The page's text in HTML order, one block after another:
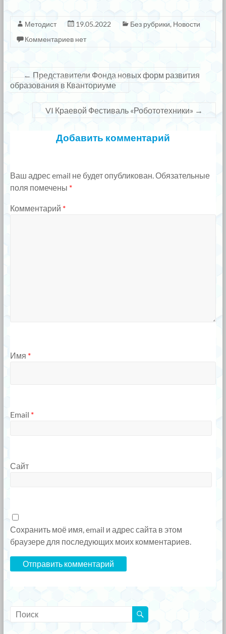
Методист 19.05.2022 Без рубрики, Новости
Комментариев нет
← Представители Фонда новых форм развития
образования в Кванториуме
VI Краевой Фестиваль «Робототехники» →
Добавить комментарий
Ваш адрес email не будет опубликован. Обязательные
поля помечены *
Комментарий *
Имя *
Email *
Сайт
Сохранить моё имя, email и адрес сайта в этом
браузере для последующих моих комментариев.